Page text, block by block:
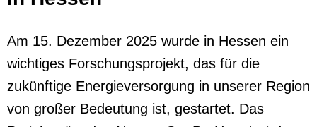
Am 15. Dezember 2025 wurde in Hessen ein
wichtiges Forschungsprojekt, das für die
zukünftige Energieversorgung in unserer Region
von großer Bedeutung ist, gestartet. Das